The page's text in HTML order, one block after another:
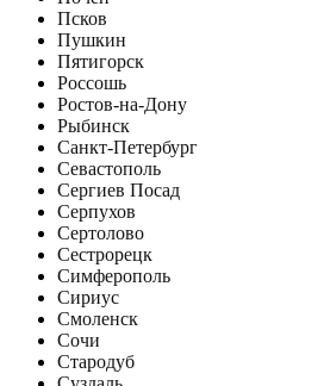
Псков
Пушкин
Пятигорск
Россошь
Ростов-на-Дону
Рыбинск
Санкт-Петербург
Севастополь
Сергиев Посад
Серпухов
Сертолово
Сестрорецк
Симферополь
Сириус
Смоленск
Сочи
Стародуб